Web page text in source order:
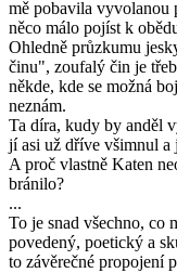
mě pobavila vyvolanou
něco málo pojíst k
Ohledně průzkumu
činu", zoufalý čin je
někde, kde se možná
neznám.
Ta díra, kudy by anděl
jí asi už dříve všimnul a
A proč vlastně Katen
bránilo?
...
To je snad všechno, co
povedený, poetický a
to závěrečné propojení